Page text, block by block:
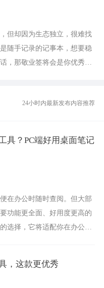
但却因为生态独立，很难找
随手记录的记事本，想要稳
，那敬业签将会是你优秀的
24小时内最新发布内容推荐
具？PC端好用桌面笔记
在办公时随时查阅。但大部
功能更全面、好用度更高的
选择，它将适配你在办公、
，这款更优秀